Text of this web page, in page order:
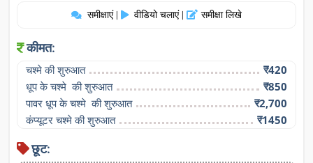
समीक्षाएं | वीडियो चलाएं | समीक्षा लिखे
कीमत:
चश्मे की शुरुआत
₹420
धूप के चश्मे  की शुरुआत
₹850
पावर धूप के चश्मे  की शुरुआत
₹2,700
कंप्यूटर चश्मे की शुरुआत
₹1450
छूट: